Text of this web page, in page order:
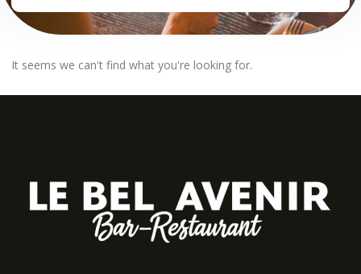
It seems we can't find what you're looking for.